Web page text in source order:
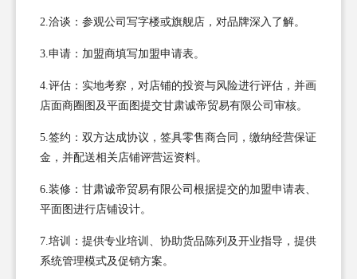
2.洽谈：参观公司写字楼或旗舰店，对品牌深入了解。
3.申请：加盟商填写加盟申请表。
4.评估：实地考察，对店铺的投资与风险进行评估，并画
店面商圈图及平面图提交甘肃诚帝贸易有限公司审核。
5.签约：双方达成协议，签具零售商合同，缴纳经营保证
金，并配送相关店铺评营运资料。
6.装修：甘肃诚帝贸易有限公司根据提交的加盟申请表、
平面图进行店铺设计。
7.培训：提供专业培训、协助货品陈列及开业指导，提供
系统管理模式及促销方案。